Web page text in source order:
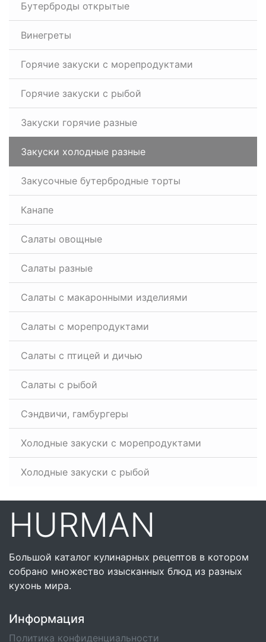
Бутерброды открытые
Винегреты
Горячие закуски с морепродуктами
Горячие закуски с рыбой
Закуски горячие разные
Закуски холодные разные
Закусочные бутербродные торты
Канапе
Салаты овощные
Салаты разные
Салаты с макаронными изделиями
Салаты с морепродуктами
Салаты с птицей и дичью
Салаты с рыбой
Сэндвичи, гамбургеры
Холодные закуски с морепродуктами
Холодные закуски с рыбой
HURMAN
Большой каталог кулинарных рецептов в котором
собрано множество изысканных блюд из разных
кухонь мира.
Информация
Политика конфиденциальности